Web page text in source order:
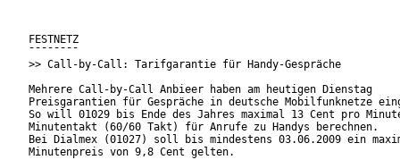
FESTNETZ
¯¯¯¯¯¯¯¯
>> Call-by-Call: Tarifgarantie für Handy-Gespräche
Mehrere Call-by-Call Anbieer haben am heutigen Dienstag
Preisgarantien für Gespräche in deutsche Mobilfunknetze
So will 01029 bis Ende des Jahres maximal 13 Cent pro
Minutentakt (60/60 Takt) für Anrufe zu Handys berechnen.
Bei Dialmex (01027) soll bis mindestens 03.06.2009 ein
Minutenpreis von 9,8 Cent gelten.